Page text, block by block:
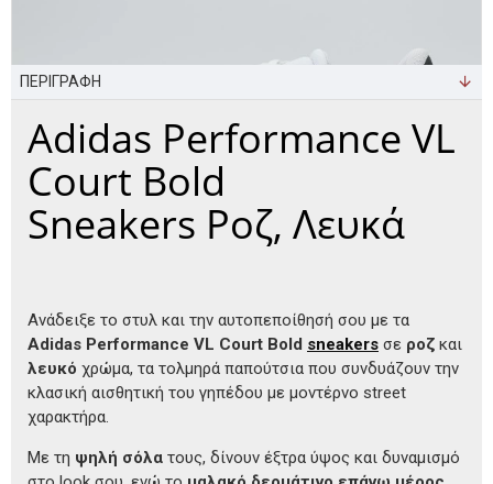
ΠΕΡΙΓΡΑΦΗ
Adidas Performance VL
Court Bold
Sneakers Ροζ, Λευκά
Ανάδειξε το στυλ και την αυτοπεποίθησή σου με τα
Adidas Performance VL Court Bold sneakers σε ροζ και
λευκό χρώμα, τα τολμηρά παπούτσια που συνδυάζουν την
κλασική αισθητική του γηπέδου με μοντέρνο street
χαρακτήρα.
Με τη ψηλή σόλα τους, δίνουν έξτρα ύψος και δυναμισμό